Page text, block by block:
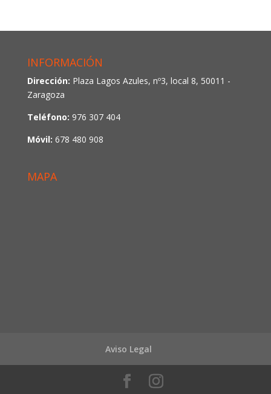
INFORMACIÓN
Dirección: Plaza Lagos Azules, nº3, local 8, 50011 -
Zaragoza
Teléfono: 976 307 404
Móvil: 678 480 908
MAPA
Aviso Legal